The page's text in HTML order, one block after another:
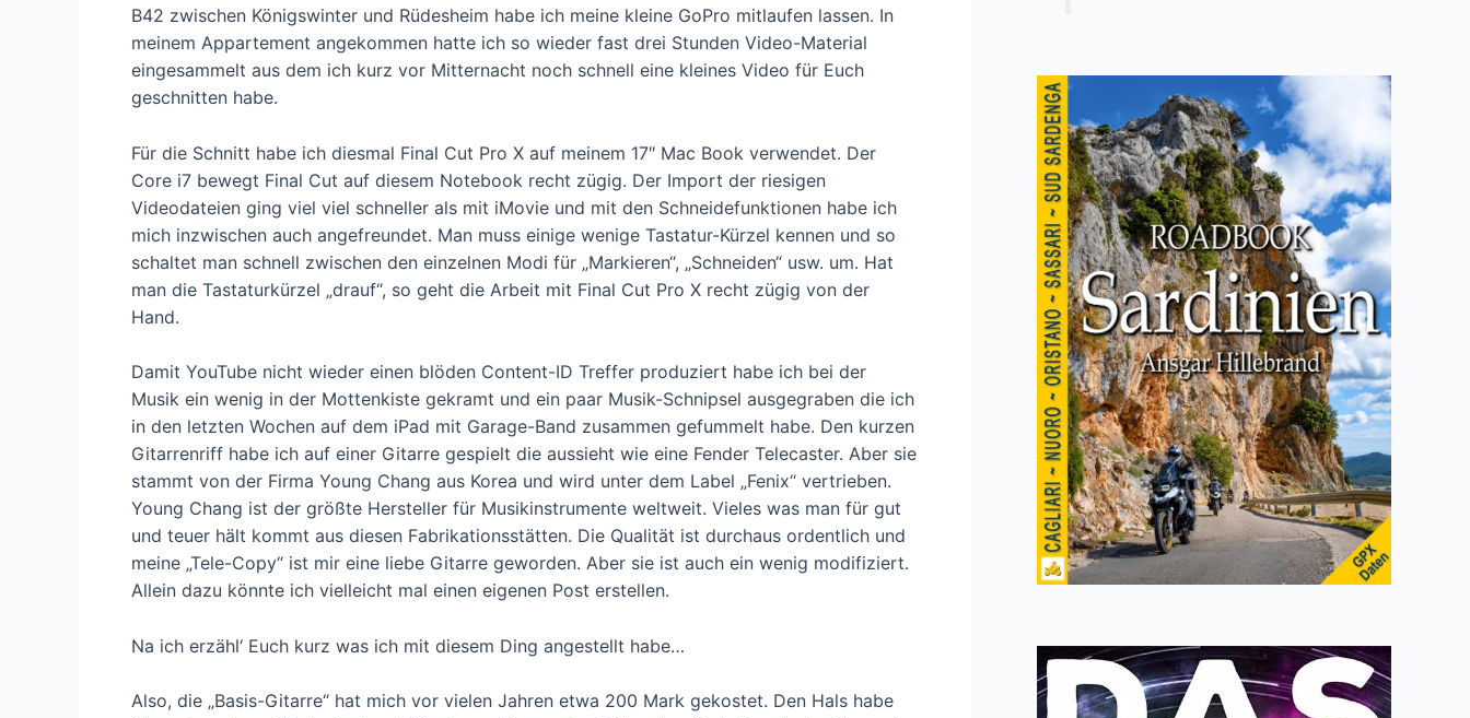
B42 zwischen Königswinter und Rüdesheim habe ich meine kleine GoPro mitlaufen lassen. In
meinem Appartement angekommen hatte ich so wieder fast drei Stunden Video-Material
eingesammelt aus dem ich kurz vor Mitternacht noch schnell eine kleines Video für Euch
geschnitten habe.
Für die Schnitt habe ich diesmal Final Cut Pro X auf meinem 17″ Mac Book verwendet. Der
Core i7 bewegt Final Cut auf diesem Notebook recht zügig. Der Import der riesigen
Videodateien ging viel viel schneller als mit iMovie und mit den Schneidefunktionen habe ich
mich inzwischen auch angefreundet. Man muss einige wenige Tastatur-Kürzel kennen und so
schaltet man schnell zwischen den einzelnen Modi für „Markieren“, „Schneiden“ usw. um. Hat
man die Tastaturkürzel „drauf“, so geht die Arbeit mit Final Cut Pro X recht zügig von der
Hand.
Damit YouTube nicht wieder einen blöden Content-ID Treffer produziert habe ich bei der
Musik ein wenig in der Mottenkiste gekramt und ein paar Musik-Schnipsel ausgegraben die ich
in den letzten Wochen auf dem iPad mit Garage-Band zusammen gefummelt habe. Den kurzen
Gitarrenriff habe ich auf einer Gitarre gespielt die aussieht wie eine Fender Telecaster. Aber sie
stammt von der Firma Young Chang aus Korea und wird unter dem Label „Fenix“ vertrieben.
Young Chang ist der größte Hersteller für Musikinstrumente weltweit. Vieles was man für gut
und teuer hält kommt aus diesen Fabrikationsstätten. Die Qualität ist durchaus ordentlich und
meine „Tele-Copy“ ist mir eine liebe Gitarre geworden. Aber sie ist auch ein wenig modifiziert.
Allein dazu könnte ich vielleicht mal einen eigenen Post erstellen.
Na ich erzähl‘ Euch kurz was ich mit diesem Ding angestellt habe…
Also, die „Basis-Gitarre“ hat mich vor vielen Jahren etwa 200 Mark gekostet. Den Hals habe